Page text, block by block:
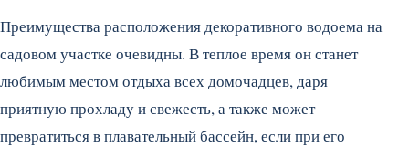
Преимущества расположения декоративного водоема на
садовом участке очевидны. В теплое время он станет
любимым местом отдыха всех домочадцев, даря
приятную прохладу и свежесть, а также может
превратиться в плавательный бассейн, если при его